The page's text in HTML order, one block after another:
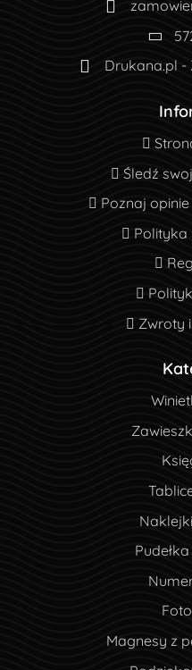
Drukana.pl -
Śledź
Śledź
Poznaj opinie
Poznaj
Polityka
Polityka
Zwroty
Zwroty
Magnesy z